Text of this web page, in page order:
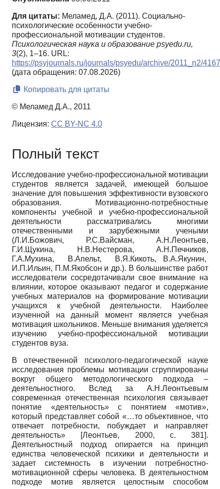
Для цитаты: Меламед, Д.А. (2011). Социально-
психологические особенности учебно-
профессиональной мотивации студентов.
Психологическая наука и образование psyedu.ru,
3(2), 1–16. URL:
https://psyjournals.ru/journals/psyedu/archive/2011_n2/
(дата обращения: 07.08.2026)
Копировать для цитаты
© Меламед Д.А., 2011
Лицензия: CC BY-NC 4.0
Полный текст
Исследование учебно-профессиональной мотивации
студентов является задачей, имеющей большое
значение для повышения эффективности вузовского
образования. Мотивационно-потребностные
компоненты учебной и учебно-профессиональной
деятельности рассматривались многими
отечественными и зарубежными учеными
(Л.И.Божович, Р.С.Вайсман, А.Н.Леонтьев,
Г.И.Щукина, Н.В.Нестерова, А.Н.Печников,
Г.А.Мухина, В.Апельт, В.Я.Кикоть, В.А.Якунин,
И.П.Ильин, П.М.Якобсон и др.). В большинстве работ
исследователи сосредотачивали свое внимание на
влиянии, которое оказывают педагог и содержание
учебных материалов на формирование мотивации
учащихся к учебной деятельности. Наиболее
изученной на данный момент является учебная
мотивация школьников. Меньше внимания уделяется
изучению учебно-профессиональной мотивации
студентов вуза.
В отечественной психолого-педагогической науке
исследования проблемы мотивации сгруппированы
вокруг общего методологического подхода –
деятельностного. Вслед за А.Н.Леонтьевым
современная отечественная психология связывает
понятие «деятельность» с понятием «мотив»,
который представляет собой «…то объективное, что
отвечает потребности, побуждает и направляет
деятельность»
[Леонтьев, 2000, с. 381].
Деятельностный подход опирается на принцип
единства человеческой психики и деятельности и
задает системность в изучении потребностно-
мотивационной сферы человека. В деятельностном
подходе мотив является целостным способом